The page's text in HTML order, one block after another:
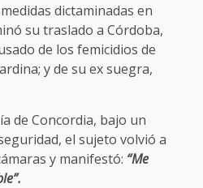
dictaminadas en
su traslado a Córdoba,
de los femicidios de
y de su ex suegra,
de Concordia, bajo un
el sujeto volvió a
y manifestó: “Me